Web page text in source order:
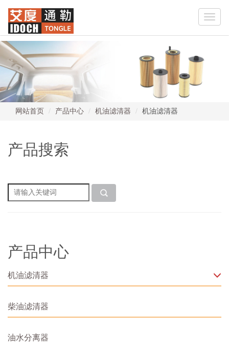
Toggle
网站首页 产品中心 机油滤清器 机油滤清器
产品搜索
产品中心
机油滤清器
柴油滤清器
油水分离器